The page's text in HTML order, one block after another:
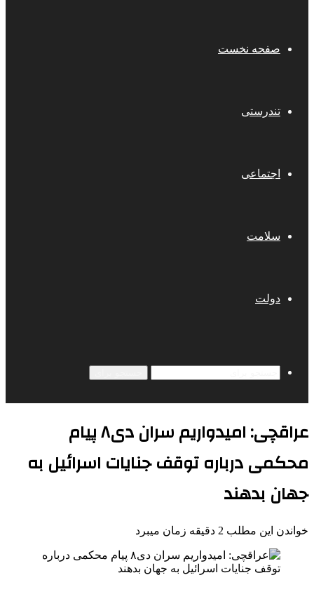
صفحه نخست
تندرستی
اجتماعی
سلامت
دولت
عراقچی: امیدواریم سران دی۸ پیام
محکمی درباره توقف جنایات اسرائیل به
جهان بدهند
خواندن این مطلب 2 دقیقه زمان میبرد